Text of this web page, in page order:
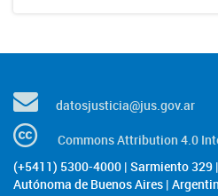
datosjusticia@jus.gov.ar
Commons Attribution 4.0
(+5411) 5300-4000 | Sarmiento 329
Autónoma de Buenos Aires |